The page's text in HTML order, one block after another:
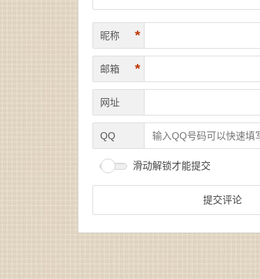
昵称 *
邮箱 *
网址
QQ
滑动解锁才能提交